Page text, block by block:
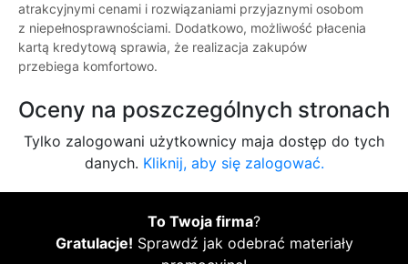
atrakcyjnymi cenami i rozwiązaniami przyjaznymi osobom
z niepełnosprawnościami. Dodatkowo, możliwość płacenia
kartą kredytową sprawia, że realizacja zakupów
przebiega komfortowo.
Oceny na poszczególnych stronach
Tylko zalogowani użytkownicy maja dostęp do tych
danych. Kliknij, aby się zalogować.
To Twoja firma?
Gratulacje! Sprawdź jak odebrać materiały